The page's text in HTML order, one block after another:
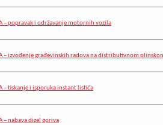
– popravak i održavanje motornih vozila
– izvođenje građevinskih radova na distributivnom
– tiskanje i isporuka instant listića
– nabava dizel goriva